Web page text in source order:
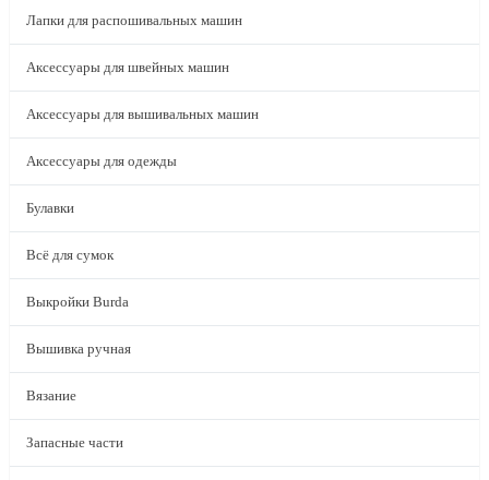
Лапки для распошивальных машин
Аксессуары для швейных машин
Аксессуары для вышивальных машин
Аксессуары для одежды
Булавки
Всё для сумок
Выкройки Burda
Вышивка ручная
Вязание
Запасные части